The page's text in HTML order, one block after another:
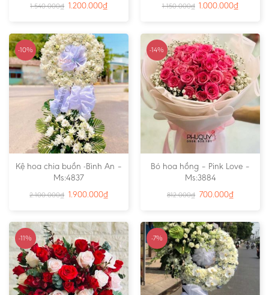
1.540.000₫ 1.200.000₫ 1.150.000₫ 1.000.000₫
-10%
Kệ hoa chia buồn -Bình An –
Ms:4837
2.100.000₫ 1.900.000₫
-14%
Bó hoa hồng – Pink Love –
Ms:3884
812.000₫ 700.000₫
-11% -7%